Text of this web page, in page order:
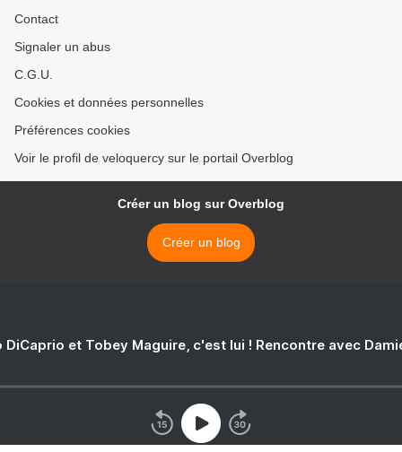
Contact
Signaler un abus
C.G.U.
Cookies et données personnelles
Préférences cookies
Voir le profil de veloquercy sur le portail Overblog
Créer un blog sur Overblog
Créer un blog
DiCaprio et Tobey Maguire, c'est lui ! Rencontre avec